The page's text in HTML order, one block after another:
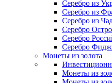
Серебро из
Серебро из
Серебро из
Серебро
Серебро
Серебро
Монеты из золота
Монеты из